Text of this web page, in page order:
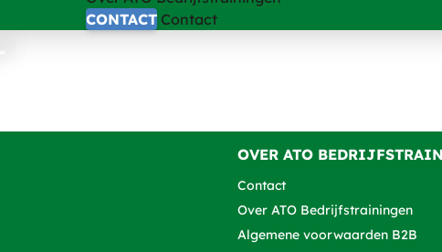
CONTACT Contact
OVER ATO
Contact
Over ATO Bedrijfstrainingen
Algemene voorwaarden B2B